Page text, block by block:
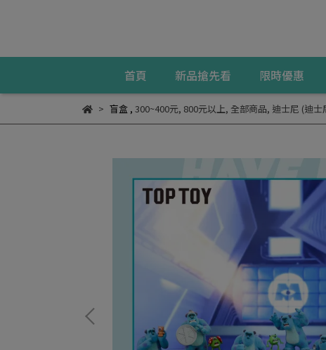
首頁 新品搶先看 限時優惠
盲盒, 300~400元, 800元以上, 全部商品, 迪士尼 (迪